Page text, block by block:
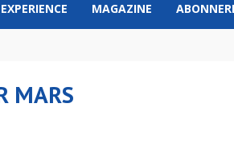
MAGAZINE
MARS